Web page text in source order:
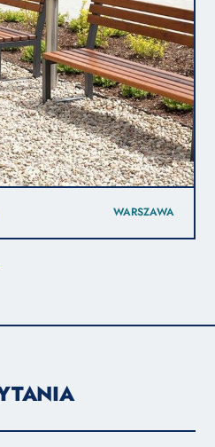
WARSZAWA